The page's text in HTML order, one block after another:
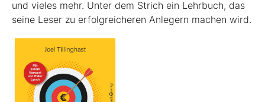
und vieles mehr. Unter dem Strich ein Lehrbuch, das
seine Leser zu erfolgreicheren Anlegern machen wird.